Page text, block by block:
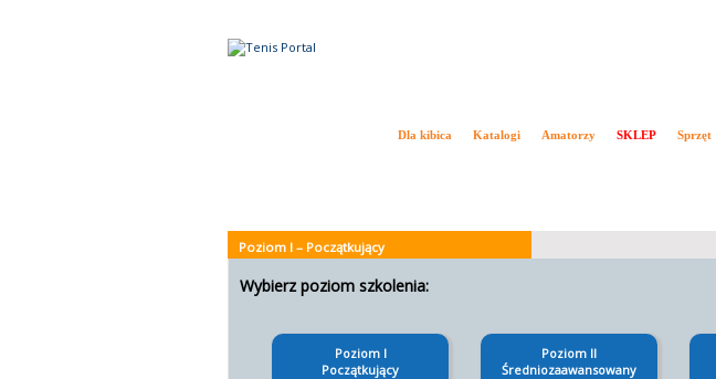
Dla kibica Katalogi Amatorzy SKLEP Sprzęt
Poziom I – Początkujący
Wybierz poziom szkolenia:
Poziom I
Początkujący
Poziom II
Średniozaawansowany